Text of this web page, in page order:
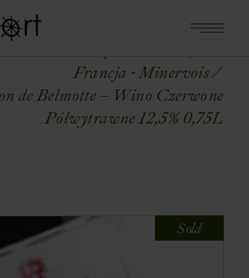
Francja - Minervois
de Belmotte – Wino Czerwone
Półwytrawne 12,5% 0,75L
Sold